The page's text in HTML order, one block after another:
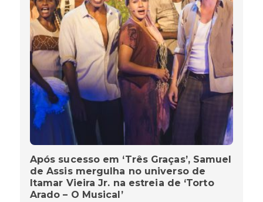
Após sucesso em ‘Três Graças’, Samuel
de Assis mergulha no universo de
Itamar Vieira Jr. na estreia de ‘Torto
Arado – O Musical’